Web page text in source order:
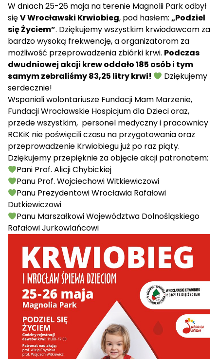
W dniach 25-26 maja na terenie Magnolii Park odbył
sięV Wrocławski Krwiobieg, pod hasłem: „Podziel
się Życiem”. Dziękujemy wszystkim krwiodawcom za
bardzo wysoką frekwencję, a organizatorom za
możliwość przeprowadzenia zbiórki krwi. Podczas
dwudniowej akcji krew oddało 185 osób i tym
samym zebraliśmy 83,25 litry krwi!
Dziękujemy
serdecznie!
Wspaniali wolontariusze Fundacji Mam Marzenie,
Fundacji Wrocławskie Hospicjum dla Dzieci oraz,
przede wszystkim, personel medyczny i pracownicy
RCKiK nie poświęcili czasu na przygotowania oraz
przeprowadzenie Krwiobiegu już po raz piąty.
Dziękujemy przepięknie za objęcie akcji patronatem:
Pani Prof. Alicji Chybickiej
Panu Prof. Wojciechowi Witkiewiczowi
Panu Prezydentowi Wrocławia Rafałowi
Dutkiewiczowi
Panu Marszałkowi Województwa Dolnośląskiego
Rafałowi Jurkowlańcowi